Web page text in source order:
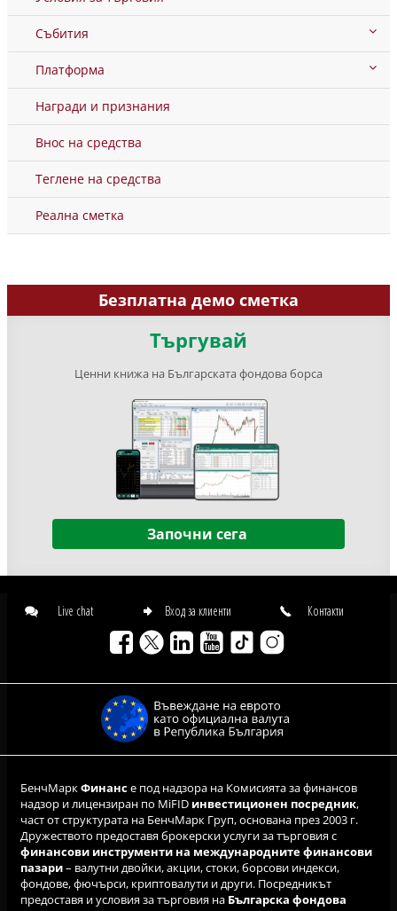
Събития
Платформа
Награди и признания
Внос на средства
Теглене на средства
Реална сметка
Безплатна демо сметка
Търгувай
Ценни книжа на Българската фондова борса
Започни сега
Live chat Вход за клиенти Контакти
БенчМаркФинансе под надзора на Комисията за финансов
надзор и лицензиран по MiFID инвестиционен посредник,
част от структурата на БенчМарк Груп, основана през 2003 г.
Дружеството предоставя брокерски услуги за търговия с
финансови инструменти на международните финансови
пазари– валутни двойки, акции, стоки, борсови индекси,
фондове, фючърси, криптовалути и други. Посредникът
предоставя и условия за търговия на Българска фондова